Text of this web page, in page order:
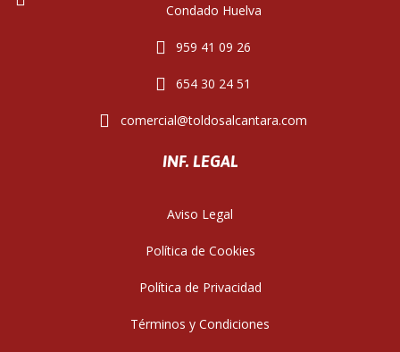
Condado Huelva
959 41 09 26
654 30 24 51
comercial@toldosalcantara.com
INF. LEGAL
Aviso Legal
Política de Cookies
Política de Privacidad
Términos y Condiciones